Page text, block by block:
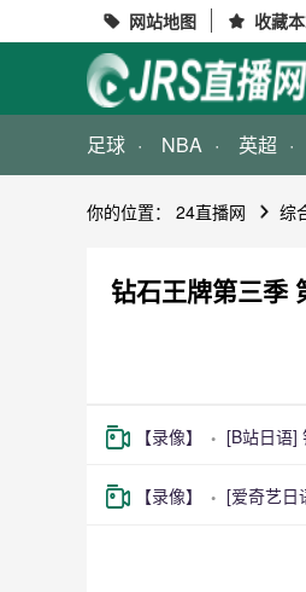
 网站地图  收藏
足球 NBA 英超
你的位置： 24直播网 综
钻石王牌第三季
【录像】 [B站日语]
【录像】 [爱奇艺日